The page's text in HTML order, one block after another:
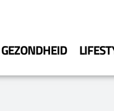
GEZONDHEID